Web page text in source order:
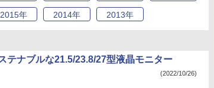
2015年 2014年 2013年
テナブルな21.5/23.8/27型液晶モニター
(2022/10/26)